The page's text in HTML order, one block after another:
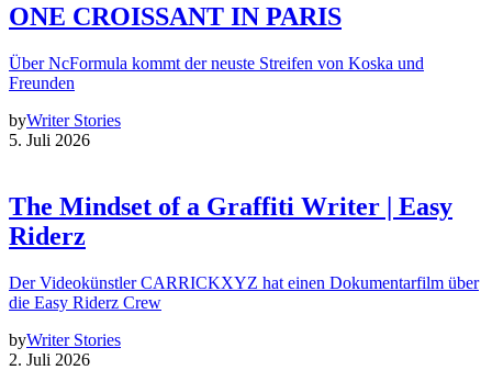
ONE CROISSANT IN PARIS
Über NcFormula kommt der neuste Streifen von Koska und
Freunden
byWriter Stories
5. Juli 2026
The Mindset of a Graffiti Writer | Easy
Riderz
Der Videokünstler CARRICKXYZ hat einen Dokumentarfilm über
die Easy Riderz Crew
byWriter Stories
2. Juli 2026